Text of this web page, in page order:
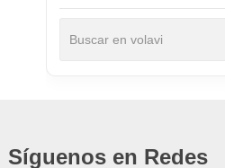
Síguenos en Redes